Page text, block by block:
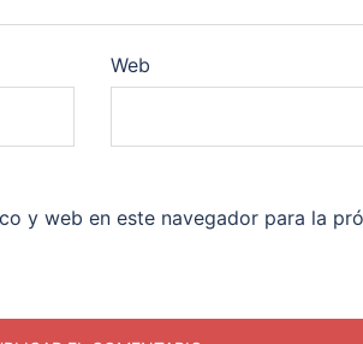
Web
y web en este navegador para la